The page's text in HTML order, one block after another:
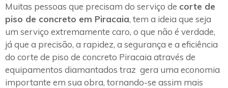
Muitas pessoas que precisam do serviço de corte de
piso de concreto em Piracaia, tem a ideia que seja
um serviço extremamente caro, o que não é verdade,
já que a precisão, a rapidez, a segurança e a eficiência
do corte de piso de concreto Piracaia através de
equipamentos diamantados traz gera uma economia
importante em sua obra, tornando-se assim mais